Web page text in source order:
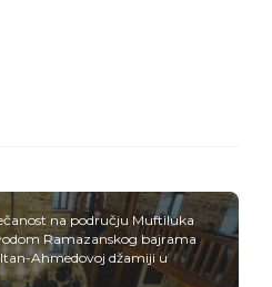
na području Muftiluka
Ramazanskog bajrama
Ahmedovoj džamiji u